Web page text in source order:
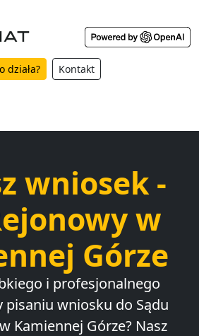
działa? Kontakt
wniosek -
w
Górze
i profesjonalnego
pisaniu wniosku do Sądu
Kamiennej Górze? Nasz